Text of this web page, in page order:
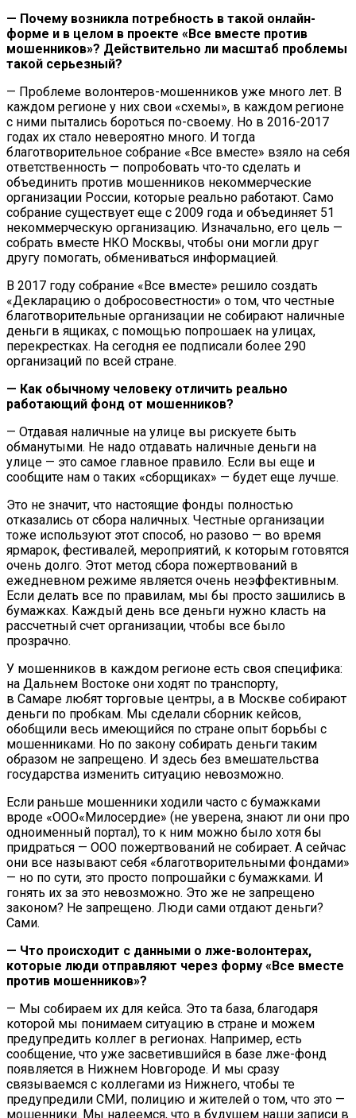
— Почему возникла потребность в такой онлайн-
форме и в целом в проекте «Все вместе против
мошенников»? Действительно ли масштаб проблемы
такой серьезный?
— Проблеме волонтеров-мошенников уже много лет. В
каждом регионе у них свои «схемы», в каждом регионе
с ними пытались бороться по-своему. Но в 2016-2017
годах их стало невероятно много. И тогда
благотворительное собрание «Все вместе» взяло на себя
ответственность — попробовать что-то сделать и
объединить против мошенников некоммерческие
организации России, которые реально работают. Само
собрание существует еще с 2009 года и объединяет 51
некоммерческую организацию. Изначально, его цель —
собрать вместе НКО Москвы, чтобы они могли друг
другу помогать, обмениваться информацией.
В 2017 году собрание «Все вместе» решило создать
«Декларацию о добросовестности» о том, что честные
благотворительные организации не собирают наличные
деньги в ящиках, с помощью попрошаек на улицах,
перекрестках. На сегодня ее подписали более 290
организаций по всей стране.
— Как обычному человеку отличить реально
работающий фонд от мошенников?
— Отдавая наличные на улице вы рискуете быть
обманутыми. Не надо отдавать наличные деньги на
улице — это самое главное правило. Если вы еще и
сообщите нам о таких «сборщиках» — будет еще лучше.
Это не значит, что настоящие фонды полностью
отказались от сбора наличных. Честные организации
тоже используют этот способ, но разово — во время
ярмарок, фестивалей, мероприятий, к которым готовятся
очень долго. Этот метод сбора пожертвований в
ежедневном режиме является очень неэффективным.
Если делать все по правилам, мы бы просто зашились в
бумажках. Каждый день все деньги нужно класть на
рассчетный счет организации, чтобы все было
прозрачно.
У мошенников в каждом регионе есть своя специфика:
на Дальнем Востоке они ходят по транспорту,
в Самаре любят торговые центры, а в Москве собирают
деньги по пробкам. Мы сделали сборник кейсов,
обобщили весь имеющийся по стране опыт борьбы с
мошенниками. Но по закону собирать деньги таким
образом не запрещено. И здесь без вмешательства
государства изменить ситуацию невозможно.
Если раньше мошенники ходили часто с бумажками
вроде «ООО«Милосердие» (не уверена, знают ли они про
одноименный портал), то к ним можно было хотя бы
придраться — ООО пожертвований не собирает. А сейчас
они все называют себя «благотворительными фондами»
— но по сути, это просто попрошайки с бумажками. И
гонять их за это невозможно. Это же не запрещено
законом? Не запрещено. Люди сами отдают деньги?
Сами.
— Что происходит с данными о лже-волонтерах,
которые люди отправляют через форму «Все вместе
против мошенников»?
— Мы собираем их для кейса. Это та база, благодаря
которой мы понимаем ситуацию в стране и можем
предупредить коллег в регионах. Например, есть
сообщение, что уже засветившийся в базе лже-фонд
появляется в Нижнем Новгороде. И мы сразу
связываемся с коллегами из Нижнего, чтобы те
предупредили СМИ, полицию и жителей о том, что это —
мошенники. Мы надеемся, что в будущем наши записи в